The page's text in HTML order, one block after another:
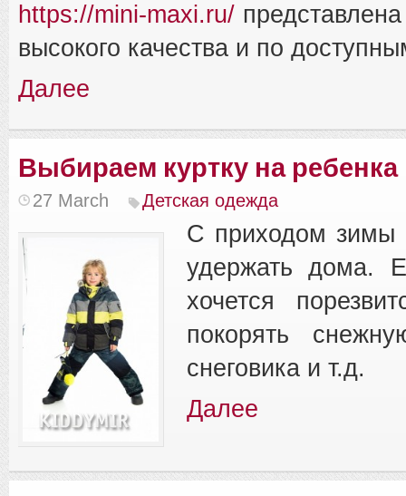
https://mini-maxi.ru/
высокого качества и по
Далее
Выбираем куртку на ребенка
27 March Детская одежда
С приходом зимы
удержать дома.
хочется
покорять
снеговика и т.д.
Далее